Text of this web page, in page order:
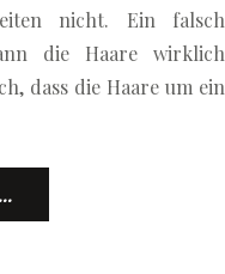
nicht. Ein falsch
die Haare wirklich
dass die Haare um ein